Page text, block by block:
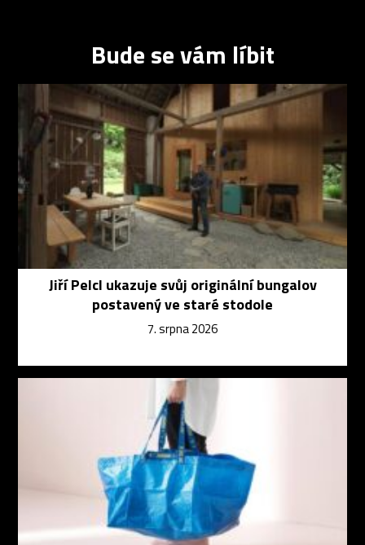
Bude se vám líbit
Jiří Pelcl ukazuje svůj originální bungalov
postavený ve staré stodole
7. srpna 2026